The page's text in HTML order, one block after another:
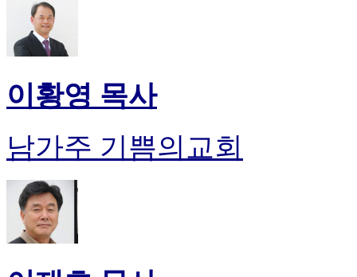
이황영 목사
남가주 기쁨의교회